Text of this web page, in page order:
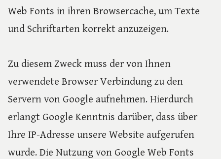
Web Fonts in ihren Browsercache, um Texte
und Schriftarten korrekt anzuzeigen.
Zu diesem Zweck muss der von Ihnen
verwendete Browser Verbindung zu den
Servern von Google aufnehmen. Hierdurch
erlangt Google Kenntnis darüber, dass über
Ihre IP-Adresse unsere Website aufgerufen
wurde. Die Nutzung von Google Web Fonts